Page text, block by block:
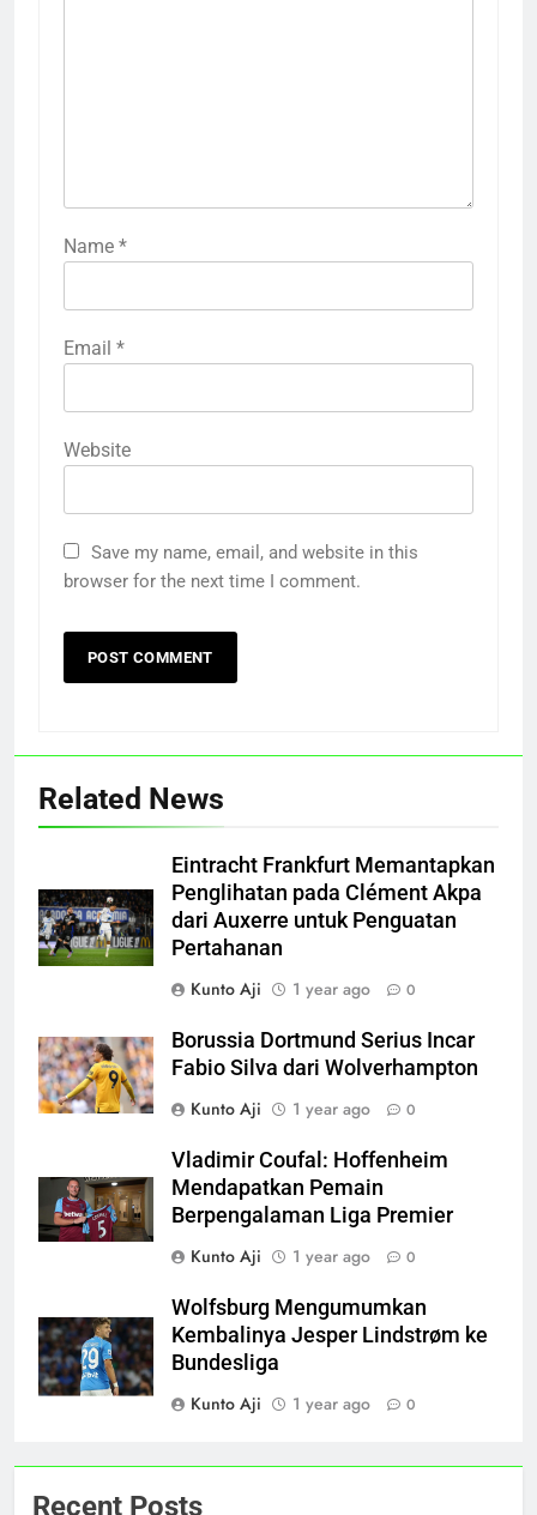
Name *
Email *
Website
Save my name, email, and website in this
browser for the next time I comment.
Related News
Eintracht Frankfurt Memantapkan
Penglihatan pada Clément Akpa
dari Auxerre untuk Penguatan
Pertahanan
Kunto Aji
1 year ago 0
Borussia Dortmund Serius Incar
Fabio Silva dari Wolverhampton
Kunto Aji
1 year ago 0
Vladimir Coufal: Hoffenheim
Mendapatkan Pemain
Berpengalaman Liga Premier
Kunto Aji
1 year ago 0
Wolfsburg Mengumumkan
Kembalinya Jesper Lindstrøm ke
Bundesliga
Kunto Aji
1 year ago 0
Recent Posts